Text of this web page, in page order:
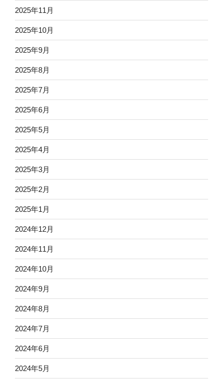
2025年11月
2025年10月
2025年9月
2025年8月
2025年7月
2025年6月
2025年5月
2025年4月
2025年3月
2025年2月
2025年1月
2024年12月
2024年11月
2024年10月
2024年9月
2024年8月
2024年7月
2024年6月
2024年5月